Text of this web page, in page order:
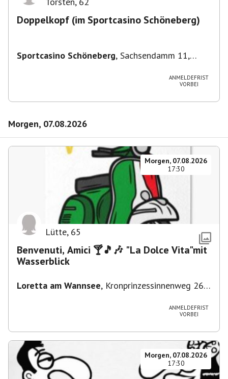
Doppelkopf (im Sportcasino Schöneberg)
Sportcasino Schöneberg, Sachsendamm 11,
ANMELDEFRIST
VORBEI
Morgen, 07.08.2026
Morgen, 07.08.2026
17:30
Lütte, 65
Benvenuti, Amici 🍸🎵🎶 "La Dolce Vita"mit
Wasserblick
Loretta am Wannsee, Kronprinzessinnenweg 260,
ANMELDEFRIST
VORBEI
Morgen, 07.08.2026
17:30